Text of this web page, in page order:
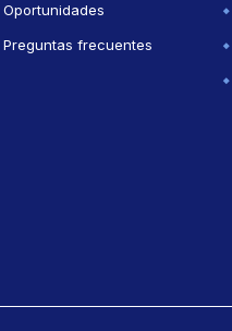
Oportunidades
Preguntas frecuentes